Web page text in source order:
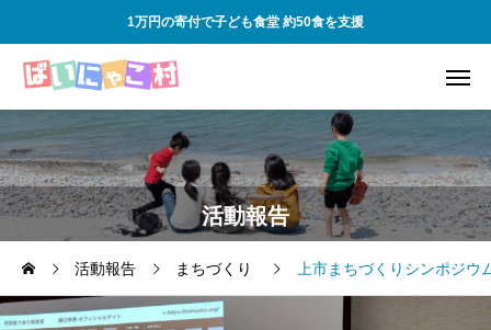
1万円の寄付で子ども食堂 約50食を支援
活動報告
活動報告 まちづくり 上市まちづくりシンポジウ